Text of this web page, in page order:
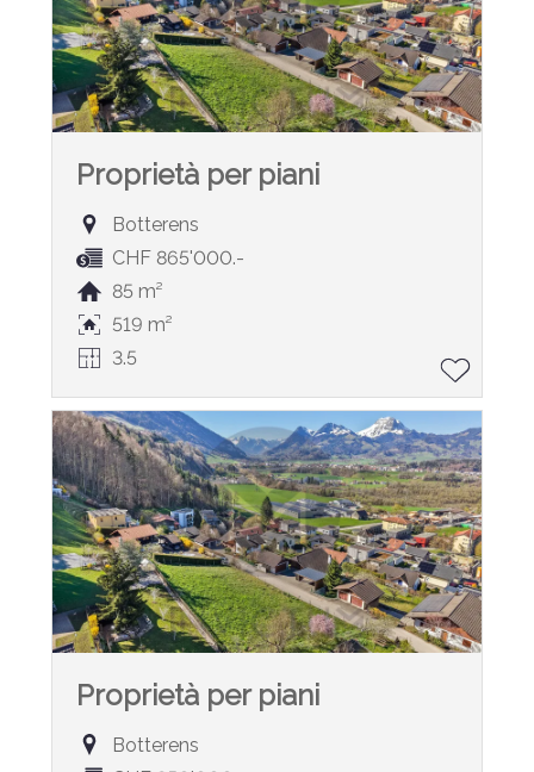
Proprietà per piani
Botterens
CHF 865'000.-
85 m²
519 m²
3.5
Proprietà per piani
Botterens